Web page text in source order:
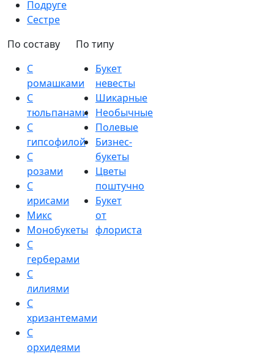
Подруге
Сестре
По составу
С
ромашками
С
тюльпанами
С
гипсофилой
С
розами
С
ирисами
Микс
Монобукеты
С
герберами
С
лилиями
С
хризантемами
С
орхидеями
По типу
Букет
невесты
Шикарные
Необычные
Полевые
Бизнес-
букеты
Цветы
поштучно
Букет
от
флориста